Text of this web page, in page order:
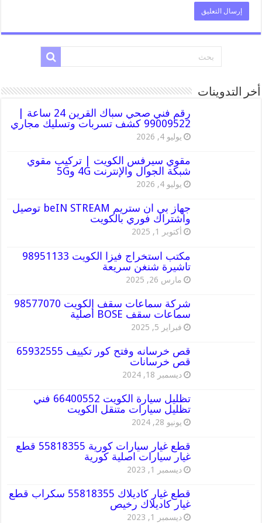
أخر التدوينات
رقم فني صحي سباك القرين 24 ساعة |
99009522 كشف تسربات وتسليك مجاري
يوليو 4, 2026
مقوي سيرفس الكويت | تركيب مقوي
شبكة الجوال والإنترنت 4G و5G
يوليو 4, 2026
جهاز بي ان ستريم beIN STREAM توصيل
واشتراك فوري بالكويت
أكتوبر 1, 2025
مكتب استخراج فيزا الكويت 98951133
تاشيرة شنغن سريعة
مارس 26, 2025
شركة سماعات سقف الكويت 98577070
سماعات سقف BOSE أصلية
فبراير 5, 2025
قص خرسانه وفتح كور تكييف 65932555
قص خرسانات
ديسمبر 18, 2024
تظليل سيارة الكويت 66400552 فني
تظليل سيارات متنقل الكويت
يونيو 28, 2024
قطع غيار سيارات كورية 55818355 قطع
غيار سيارات اصلية كورية
ديسمبر 1, 2023
قطع غيار كاديلاك 55818355 سكراب قطع
غيار كاديلاك رخيص
ديسمبر 1, 2023